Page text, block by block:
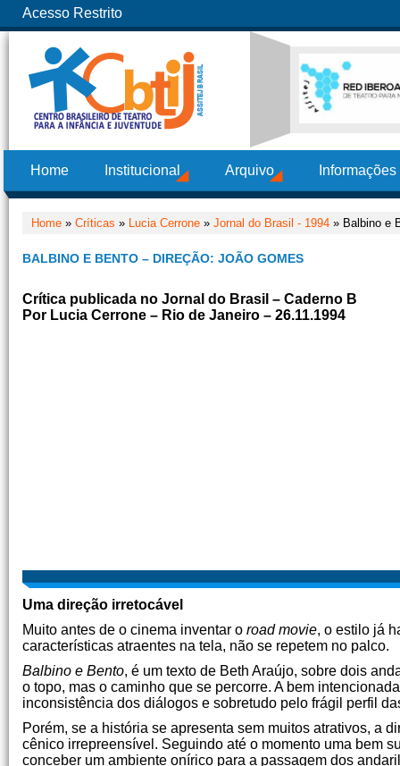
Acesso Restrito
Home Institucional Arquivo
Home » Críticas » Lucia Cerrone » Jornal do Brasil - 1994 » Balbino e
BALBINO E BENTO – DIREÇÃO: JOÃO GOMES
Crítica publicada no Jornal do Brasil – Caderno B
Por Lucia Cerrone – Rio de Janeiro – 26.11.1994
Uma direção irretocável
Muito antes de o cinema inventar o road movie, o estilo já
características atraentes na tela, não se repetem no palco.
Balbino e Bento, é um texto de Beth Araújo, sobre dois
o topo, mas o caminho que se percorre. A bem
inconsistência dos diálogos e sobretudo pelo frágil perfil
Porém, se a história se apresenta sem muitos atrativos, a
cênico irrepreensível. Seguindo até o momento uma bem
conceber um ambiente onírico para a passagem dos